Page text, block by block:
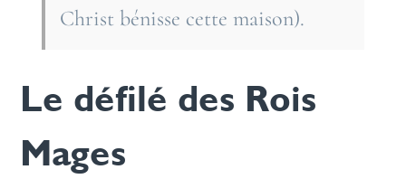
Christ bénisse cette maison).
Le défilé des Rois
Mages